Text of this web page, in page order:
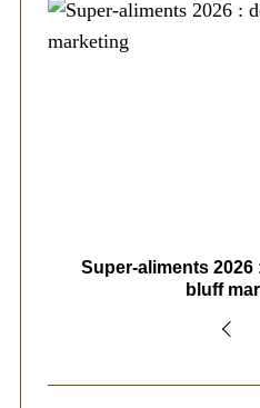
Super-aliments 2026
bluff